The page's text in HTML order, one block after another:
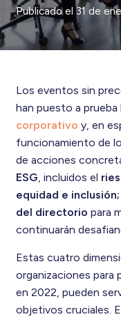
Publicado el31 de
Los eventos sin
han puesto a
corporativo y, en
funcionamiento de
de acciones
ESG, incluidos el
equidad e
del directorio para
continuarán
Estas cuatro
organizaciones para
en 2022, pueden
objetivos cruciales.